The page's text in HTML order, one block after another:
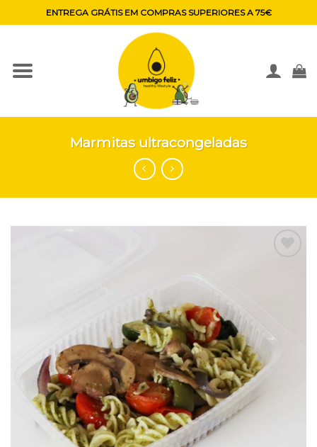
to
ENTREGA GRÁTIS EM COMPRAS SUPERIORES A 75€
Marmitas ultracongeladas